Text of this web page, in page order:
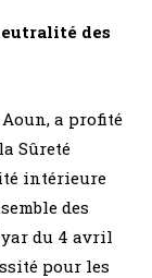
des
a profité
Sûreté
intérieure
des
du 4 avril
pour les